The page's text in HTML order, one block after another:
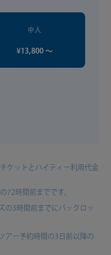
中人
¥13,800 〜
ケットとハイティー利用代金
72時間前までです。
の3時間前までにバックロッ
アー予約時間の3日前以降の